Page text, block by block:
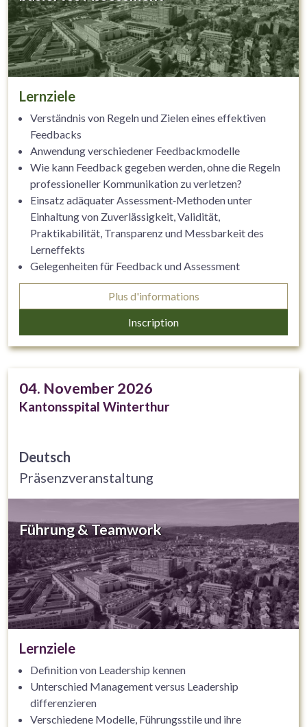
Lernziele
Verständnis von Regeln und Zielen eines effektiven
Feedbacks
Anwendung verschiedener Feedbackmodelle
Wie kann Feedback gegeben werden, ohne die Regeln
professioneller Kommunikation zu verletzen?
Einsatz adäquater Assessment‐Methoden unter
Einhaltung von Zuverlässigkeit, Validität,
Praktikabilität, Transparenz und Messbarkeit des
Lerneffekts
Gelegenheiten für Feedback und Assessment
identifizieren und nutzen
Feedback und Assessment als wichtiges Tool für die
Entrustable Professional Activities)
Plus d'informations
Inscription
04. November 2026
Kantonsspital Winterthur
Deutsch
Präsenzveranstaltung
Führung & Teamwork
Lernziele
Definition von Leadership kennen
Unterschied Management versus Leadership
differenzieren
Verschiedene Modelle, Führungsstile und ihre